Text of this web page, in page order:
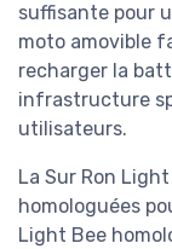
suffisante pour
moto amovible
recharger la
infrastructure
utilisateurs.
La Sur Ron
homologuées
Light Bee